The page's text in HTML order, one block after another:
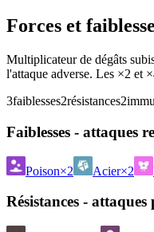
Forces et
Multiplicateur de dégâts
l'attaque adverse. Les ×2 et
3faiblesses2résistances2
Faiblesses - attaques
Poison×2 Acier×2
Résistances - attaques